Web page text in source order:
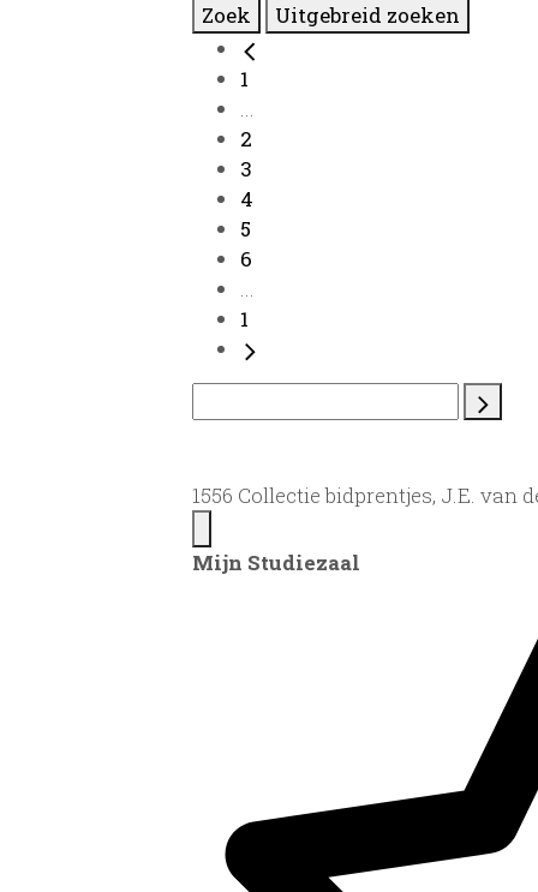
Zoek Uitgebreid zoeken
1
...
2
3
4
5
6
...
1
1556 Collectie bidprentjes, J.E. van
Mijn Studiezaal